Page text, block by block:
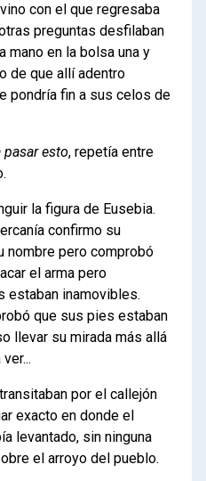
con el que regresaba
preguntas desfilaban
mano en la bolsa una y
de que allí adentro
pondría fin a sus celos de
esto, repetía entre
la figura de Eusebia.
confirmo su
nombre pero comprobó
el arma pero
estaban inamovibles.
que sus pies estaban
llevar su mirada más allá
por el callejón
exacto en donde el
levantado, sin ninguna
el arroyo del pueblo.